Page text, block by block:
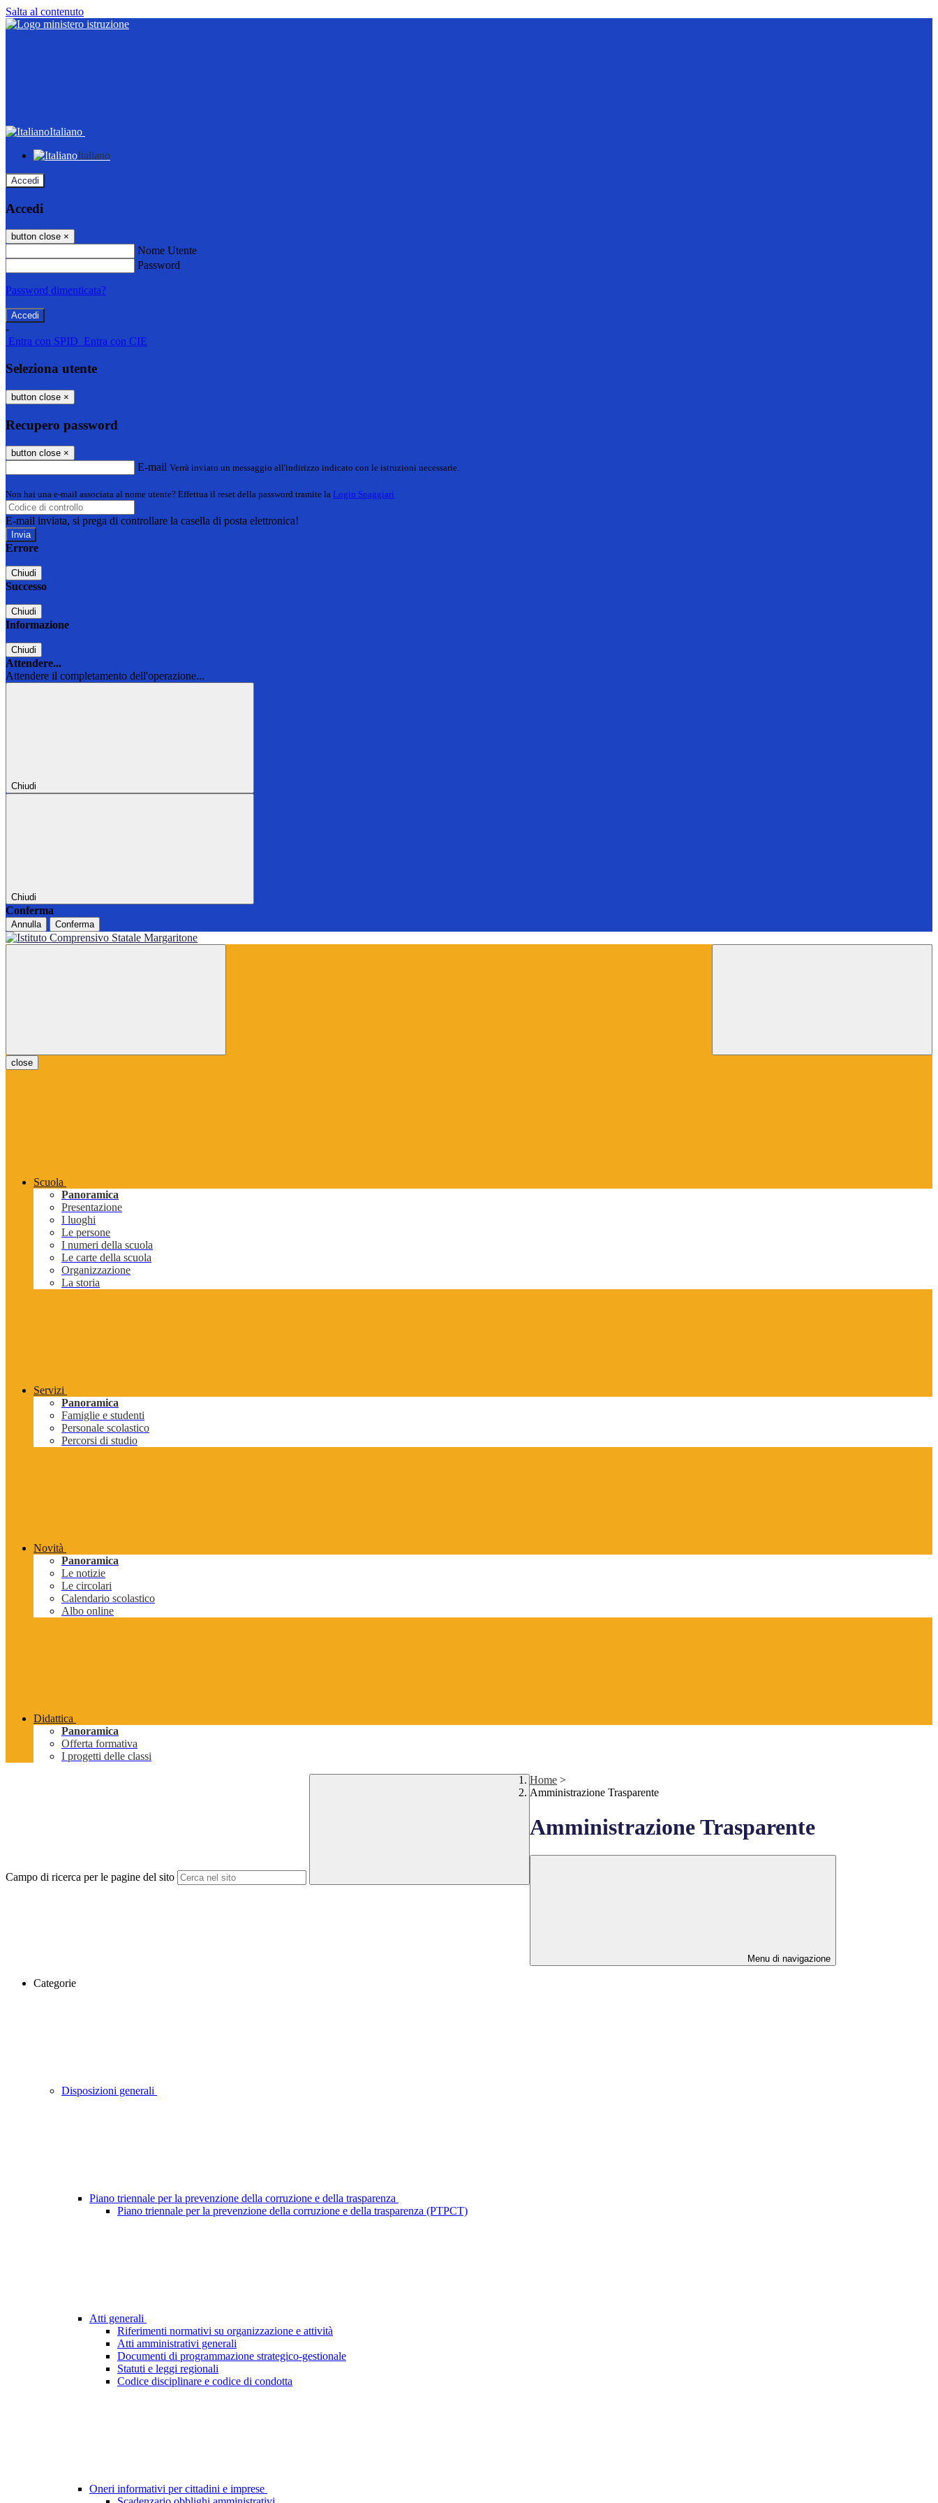
Salta al contenuto
Italiano
Italiano
Accedi
Accedi
button close ×
Nome Utente
Password
Password dimenticata?
-
Entra con SPID Entra con CIE
Seleziona utente
button close ×
Recupero password
button close ×
E-mail Verrà inviato un messaggio all'indirizzo indicato con le istruzioni necessarie.
Non hai una e-mail associata al nome utente? Effettua il reset della password tramite la Login Spaggiari
E-mail inviata, si prega di controllare la casella di posta elettronica!
Errore
Chiudi
Successo
Chiudi
Informazione
Chiudi
Attendere...
Attendere il completamento dell'operazione...
Chiudi
Chiudi
Conferma
Annulla Conferma
close
Scuola
Panoramica
Presentazione
I luoghi
Le persone
I numeri della scuola
Le carte della scuola
Organizzazione
La storia
Servizi
Panoramica
Famiglie e studenti
Personale scolastico
Percorsi di studio
Novità
Panoramica
Le notizie
Le circolari
Calendario scolastico
Albo online
Didattica
Panoramica
Offerta formativa
I progetti delle classi
Campo di ricerca per le pagine del sito
Home >
Amministrazione Trasparente
Amministrazione Trasparente
Menu di navigazione
Categorie
Disposizioni generali
Piano triennale per la prevenzione della corruzione e della trasparenza
Piano triennale per la prevenzione della corruzione e della trasparenza (PTPCT)
Atti generali
Riferimenti normativi su organizzazione e attività
Atti amministrativi generali
Documenti di programmazione strategico-gestionale
Statuti e leggi regionali
Codice disciplinare e codice di condotta
Oneri informativi per cittadini e imprese